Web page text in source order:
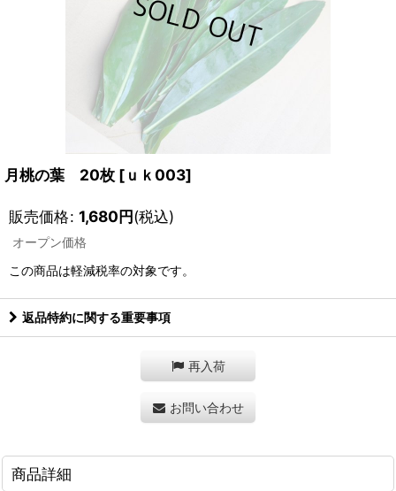
月桃の葉 20枚 [ ｕｋ003]
販売価格: 1,680円(税込)
オープン価格
この商品は軽減税率の対象です。
返品特約に関する重要事項
再入荷
お問い合わせ
商品詳細